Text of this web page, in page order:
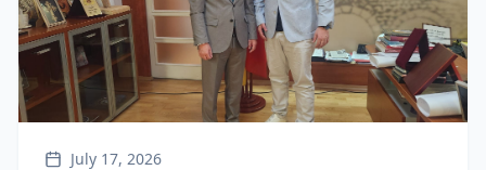
July 17, 2026